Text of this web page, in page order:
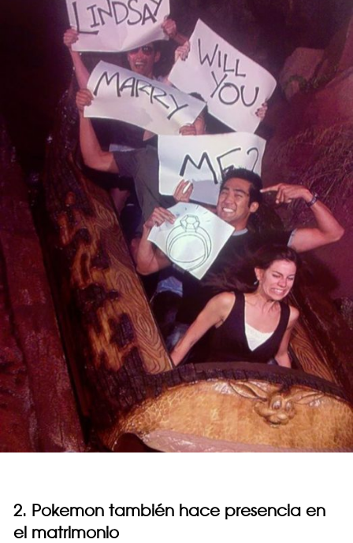
2. Pokemon también hace presencia en
el matrimonio